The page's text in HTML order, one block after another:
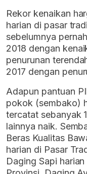
Rekor kenaikan
harian di pasar
sebelumnya
2018 dengan
penurunan
2017 dengan
Adapun pantuan
pokok (sembako)
tercatat sebanyak
lainnya naik.
Beras Kualitas
harian di Pasar
Daging Sapi